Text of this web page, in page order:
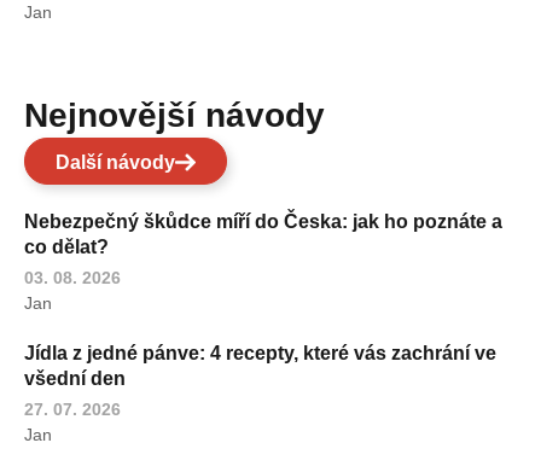
Jan
Nejnovější návody
Další návody
Nebezpečný škůdce míří do Česka: jak ho poznáte a
co dělat?
03. 08. 2026
Jan
Jídla z jedné pánve: 4 recepty, které vás zachrání ve
všední den
27. 07. 2026
Jan